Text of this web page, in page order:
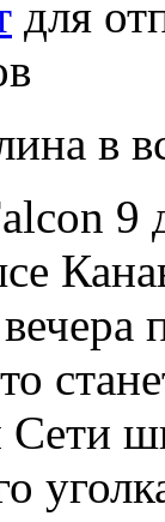
для
в
9